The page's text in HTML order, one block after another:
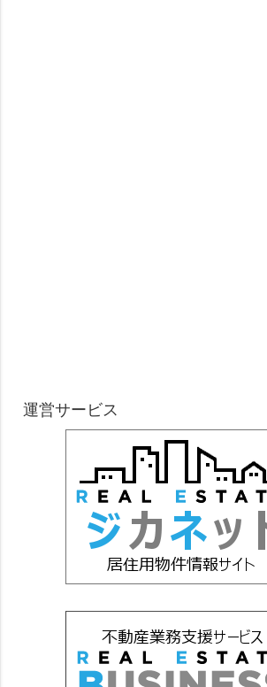
運営サービス